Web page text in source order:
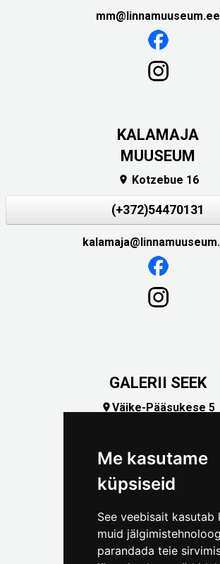
Me kasutame
küpsiseid
See veebisait kasutab
muid
parandada teie
mm@linnamuuseum.ee
KALAMAJA
MUUSEUM
 Kotzebue 16
(+372)54470131
GALERII SEEK
Väike-Pääsukese 5